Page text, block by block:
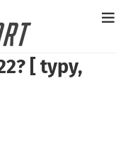
[ typy,